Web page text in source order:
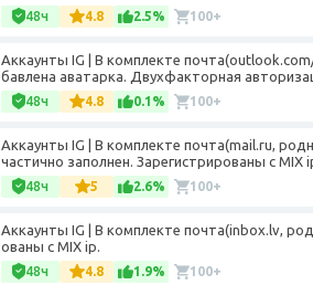
48ч 4.8 2.5% 100+
Аккаунты IG | В комплекте
бавлена аватарка. Двухфакторная
48ч 4.8 0.1% 100+
Аккаунты IG | В комплекте почта(mail.ru,
частично заполнен. Зарегистрированы с MIX
48ч 5 2.6% 100+
Аккаунты IG | В комплекте почта(inbox.lv,
ованы с MIX ip.
48ч 4.8 1.9% 100+